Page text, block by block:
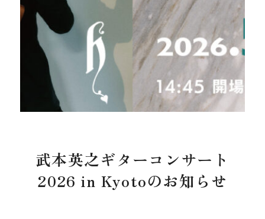
武本英之ギターコンサート
2026 in Kyotoのお知らせ